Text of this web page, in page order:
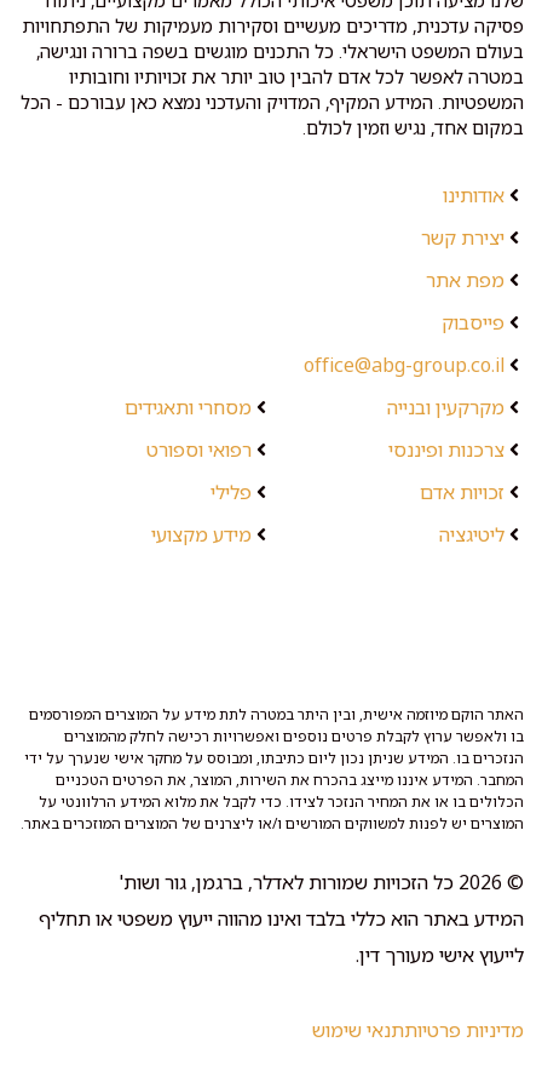
פסיקה עדכנית, מדריכים מעשיים וסקירות מעמיקות של התפתחויות
בעולם המשפט הישראלי. כל התכנים מוגשים בשפה ברורה ונגישה,
במטרה לאפשר לכל אדם להבין טוב יותר את זכויותיו וחובותיו
המשפטיות. המידע המקיף, המדויק והעדכני נמצא כאן עבורכם - הכל
במקום אחד, נגיש וזמין לכולם.
אודותינו
יצירת קשר
מפת אתר
פייסבוק
office@abg-group.co.il
מקרקעין ובנייה
צרכנות ופיננסי
זכויות אדם
ליטיגציה
מסחרי ותאגידים
רפואי וספורט
פלילי
מידע מקצועי
האתר הוקם מיוזמה אישית, ובין היתר במטרה לתת מידע על המוצרים המפורסמים
בו ולאפשר ערוץ לקבלת פרטים נוספים ואפשרויות רכישה לחלק מהמוצרים
הנזכרים בו. המידע שניתן נכון ליום כתיבתו, ומבוסס על מחקר אישי שנערך על ידי
המחבר. המידע איננו מייצג בהכרח את השירות, המוצר, את הפרטים הטכניים
הכלולים בו או את המחיר הנזכר לצידו. כדי לקבל את מלוא המידע הרלוונטי על
המוצרים יש לפנות למשווקים המורשים ו/או ליצרנים של המוצרים המוזכרים באתר.
© 2026 כל הזכויות שמורות לאדלר, ברגמן, גור ושות'
המידע באתר הוא כללי בלבד ואינו מהווה ייעוץ משפטי או תחליף
לייעוץ אישי מעורך דין.
מדיניות פרטיותתנאי שימוש